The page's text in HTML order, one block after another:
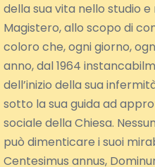
della sua vita nello studio
Magistero, allo scopo di
coloro che, ogni giorno,
anno, dal 1964
dell’inizio della sua
sotto la sua guida ad
sociale della Chiesa.
può dimenticare i suoi
Centesimus annus,